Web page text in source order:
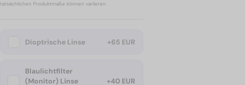
tatsächlichen Produktmaße können variieren.
Dioptrische Linse +65 EUR
Blaulichtfilter
(Monitor) Linse
+40 EUR